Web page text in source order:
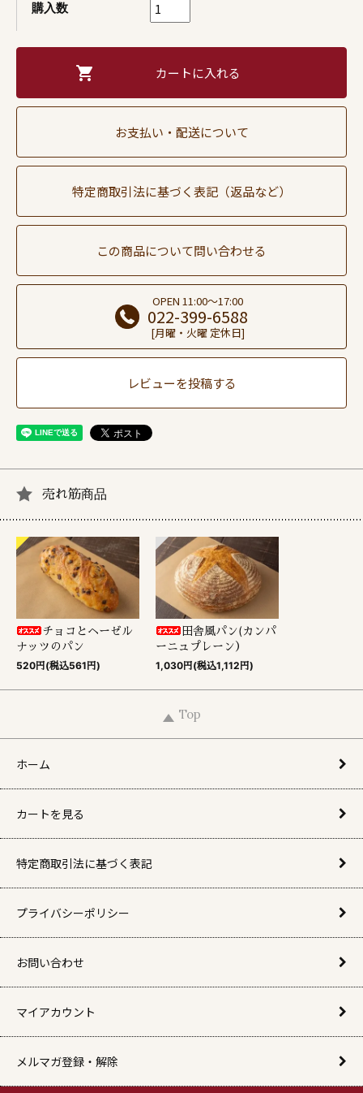
購入数
お支払い・配送について
特定商取引法に基づく表記（返品など）
この商品について問い合わせる
OPEN 11:00～17:00
022-399-6588
[月曜・火曜 定休日]
レビューを投稿する
売れ筋商品
チョコとヘーゼル
ナッツのパン
520円(税込561円)
田舎風パン(カンパ
ーニュプレーン）
1,030円(税込1,112円)
Top
ホーム
カートを見る
特定商取引法に基づく表記
プライバシーポリシー
お問い合わせ
マイアカウント
メルマガ登録・解除